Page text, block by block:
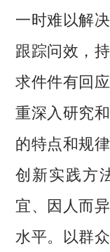
一时难以解
跟踪问效，
求件件有回
重深入研究
的特点和规
创新实践方
宜、因人而
水平。以群